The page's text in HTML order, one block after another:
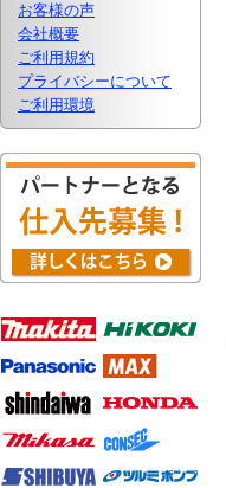
お客様の声
会社概要
ご利用規約
プライバシーについて
ご利用環境